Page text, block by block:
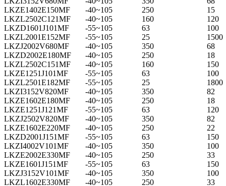
LKZE1402E150MF
-40~105 250
15
LKZL2502C121MF
-40~105 160
120
LKZD1601J101MF
-55~105 63
100
LKZL2001E152MF
-55~105 25
1500
LKZJ2002V680MF
-40~105 350
68
LKZD2002E180MF
-40~105 250
18
LKZL2502C151MF
-40~105 160
150
LKZE1251J101MF
-55~105 63
100
LKZL2501E182MF
-55~105 25
1800
LKZI3152V820MF
-40~105 350
82
LKZE1602E180MF
-40~105 250
18
LKZE1251J121MF
-55~105 63
120
LKZJ2502V820MF
-40~105 350
82
LKZE1602E220MF
-40~105 250
22
LKZD2001J151MF
-55~105 63
150
LKZI4002V101MF
-40~105 350
100
LKZE2002E330MF
-40~105 250
33
LKZE1601J151MF
-55~105 63
150
LKZJ3152V101MF
-40~105 350
100
LKZL1602E330MF
-40~105 250
33